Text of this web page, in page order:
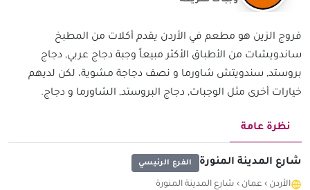
فروج الزين هو مطعم في الأردن يقدم أكلات من المطبخ
ساندويشات من الأطباق الأكثر مبيعاً وجبة دجاج عربي, دجاج
بروستد, سندويتش شاورما و نصف دجاجة مشوية، لكن لديهم
خيارات أخرى مثل الوجبات, دجاج البروستد, الشاورما و دجاج.
نظرة عامة
شارع المدينة المنورة الفرع الرئيسي
الأردن › عمان › شارع المدينة المنورة